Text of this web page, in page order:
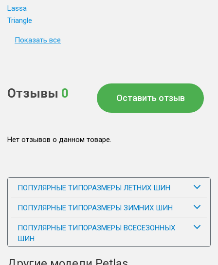
Lassa
Triangle
Показать все
Отзывы 0 Оставить отзыв
Нет отзывов о данном товаре.
ПОПУЛЯРНЫЕ ТИПОРАЗМЕРЫ ЛЕТНИХ ШИН
ПОПУЛЯРНЫЕ ТИПОРАЗМЕРЫ ЗИМНИХ ШИН
ПОПУЛЯРНЫЕ ТИПОРАЗМЕРЫ ВСЕСЕЗОННЫХ
ШИН